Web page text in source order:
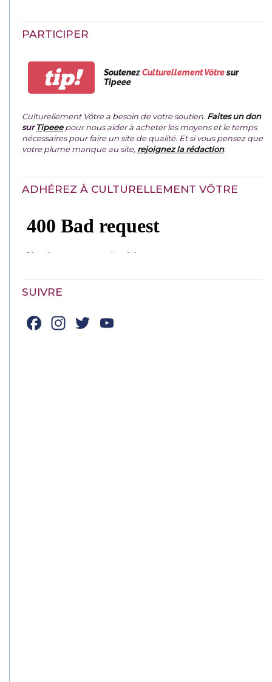
PARTICIPER
tip! SoutenezCulturellement Vôtresur
Tipeee
Culturellement Vôtre a besoin de votre soutien. Faites un don
surTipeeepour nous aider à acheter les moyens et le temps
nécessaires pour faire un site de qualité. Et si vous pensez que
votre plume manque au site, rejoignez la rédaction.
ADHÉREZ À CULTURELLEMENT VÔTRE
SUIVRE
Facebook
Instagram
Twitter